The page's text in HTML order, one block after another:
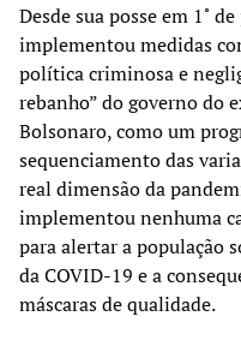
Desde sua posse em 1˚
implementou medidas
política criminosa e
rebanho” do governo do
Bolsonaro, como um
sequenciamento das
real dimensão da
implementou nenhuma
para alertar a população
da COVID-19 e a
máscaras de qualidade.